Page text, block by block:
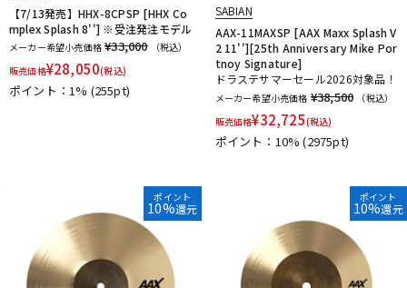
アンプ
DJ機器 DTM
レコーディング機器
配信/ライブ機器
中古 ヴィンテージ
【7/13発売】HHX-8CPSP [HHX Co
mplex Splash 8''] ※受注発注モデル
メーカー希望小売価格 ¥33,000
（税込）
販売価格¥28,050(税込)
ポイント：1% (255pt)
SABIAN
AAX-11MAXSP [AAX Maxx Splash V
2 11''][25th Anniversary Mike Por
tnoy Signature]
ドラステサマーセール2026対象品！
メーカー希望小売価格 ¥38,500
（税込）
販売価格¥32,725(税込)
ポイント：10%(2975pt)
ポイント
10%還元
ポイント
10%還元